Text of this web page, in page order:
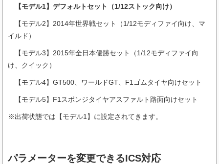
【モデル1】デフォルトセット（1/12ストック向け）
【モデル2】2014年世界戦セット（1/12モディファイ向け、マ
イルド）
【モデル3】2015年全日本優勝セット（1/12モディファイ向
け、クイック）
【モデル4】GT500、ワールドGT、F1ゴムタイヤ向けセット
【モデル5】F1スポンジタイヤアスファルト路面向けセット
※出荷状態では【モデル1】に設定されてきます。
パラメーターを変更できるICS対応